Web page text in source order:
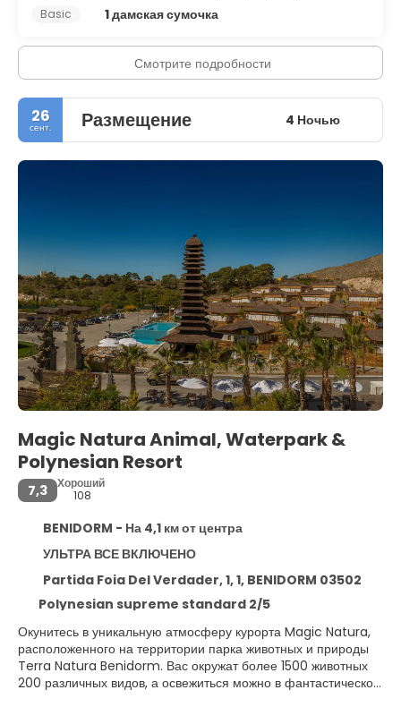
Basic
1 дамская сумочка
Смотрите подробности
26
сент. Размещение 4 Ночью
Magic Natura Animal, Waterpark &
Polynesian Resort
7,3
Хороший
108
BENIDORM - На 4,1 км от центра
УЛЬТРА ВСЕ ВКЛЮЧЕНО
Partida Foia Del Verdader, 1, 1, BENIDORM 03502
Polynesian supreme standard 2/5
Окунитесь в уникальную атмосферу курорта Magic Natura,
расположенного на территории парка животных и природы
Terra Natura Benidorm. Вас окружат более 1500 животных
200 различных видов, а освежиться можно в фантастическом